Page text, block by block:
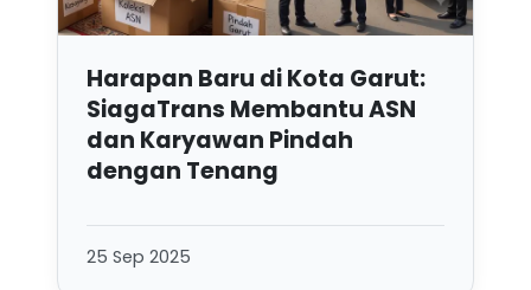
Harapan Baru di Kota Garut:
SiagaTrans Membantu ASN
dan Karyawan Pindah
dengan Tenang
25 Sep 2025